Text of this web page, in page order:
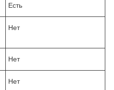
Есть
Нет
Нет
Нет